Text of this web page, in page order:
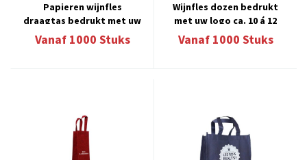
Papieren wijnfles
draagtas bedrukt met uw
logo ca. 10 á 12 weken
Vanaf1000 Stuks
Wijnfles dozen bedrukt
met uw logo ca. 10 á 12
weken
Vanaf1000 Stuks